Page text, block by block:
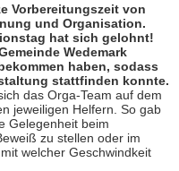
Vorbereitungszeit von
und Organisation.
hat sich gelohnt!
Wedemark
haben, sodass
stattfinden konnte.
das Orga-Team auf dem
jeweiligen Helfern. So gab
Gelegenheit beim
zu stellen oder im
welcher Geschwindkeit